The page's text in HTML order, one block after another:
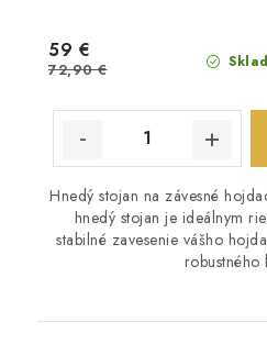
59 €
72,90 €
Hnedý stojan na závesné
hnedý stojan je ideálnym
stabilné zavesenie vášho
robustného